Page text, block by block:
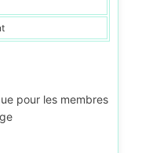
pour les membres